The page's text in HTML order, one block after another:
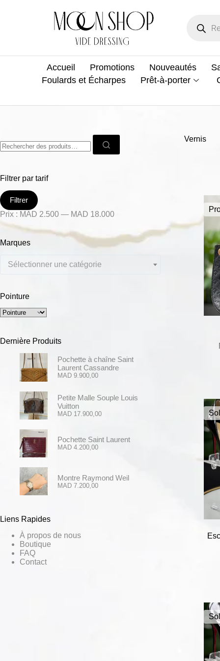
Accueil Promotions Nouveautés
Foulards et Écharpes
Prêt-à-porter
Vernis
Filtrer par tarif
Filtrer
Prix : MAD 2.500 — MAD 18.000
Marques
Sélectionner une catégorie
Pointure
Dernière Produits
Pochette à chaîne Saint
Laurent Cassandre
MAD 9.900,00
Petite Malle Souple Louis
Vuitton
MAD 17.900,00
Pochette Saint Laurent
MAD 4.200,00
Montre Raymond Weil
MAD 7.200,00
Liens Rapides
À propos de nous
Boutique
FAQ
Contact